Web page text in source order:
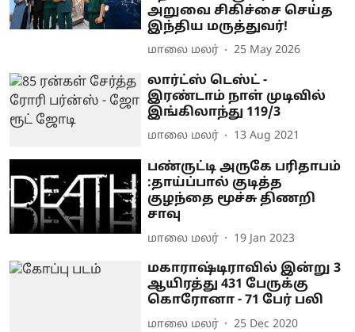
அறுவை சிகிச்சை செய்த
இந்திய மருத்துவர்!
மாலை மலர் 25 May 2026
லார்ட்ஸ் டெஸ்ட் -
இரண்டாம் நாள் முடிவில்
இங்கிலாந்து 119/3
மாலை மலர் 13 Aug 2021
பண்ருட்டி அருகே பரிதாபம்
:தாய்ப்பால் குடித்த
குழந்தை மூச்சு திணறி
சாவு
மாலை மலர் 19 Jan 2023
மகாராஷ்டிராவில் இன்று 3
ஆயிரத்து 431 பேருக்கு
கொரோனா - 71 பேர் பலி
மாலை மலர் 25 Dec 2020